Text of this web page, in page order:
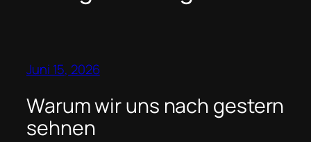
Juni 15, 2026
Warum wir uns nach gestern
sehnen